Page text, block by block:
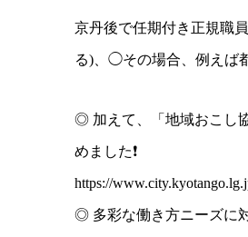
京丹後で任期付き正規職
る)、◯その場合、例えば
◎ 加えて、「地域おこし
めました❗️
https://
◎ 多彩な働き方ニーズに